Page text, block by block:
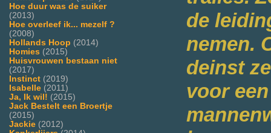
Hoe duur was de suiker
(2013)
Hoe overleef ik... mezelf ?
(2008)
Hollands Hoop (2014)
Homies (2015)
Huisvrouwen bestaan niet
(2017)
Instinct (2019)
Isabelle (2011)
Ja, Ik wil! (2015)
Jack Bestelt een Broertje
(2015)
Jackie (2012)
de
nemen.
deinst
voor